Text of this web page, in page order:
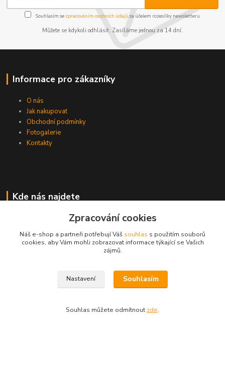
Souhlasím se zpracováním osobních údajůza účelem rozesílky newsletteru.
Můžete se kdykoli odhlásit. Zasíláme jednou za 14 dní.
Informace pro zákazníky
O nás
Jak nakupovat
Obchodní podmínky
Fotogalerie
Kontakty
Kde nás najdete
Praha 6
Zpracování cookies
Náš e-shop a partneři potřebují Váš souhlas s použitím souborů
cookies, aby Vám mohli zobrazovat informace týkající se Vašich
zájmů.
Nastavení Souhlasím
Souhlas můžete odmítnout zde.